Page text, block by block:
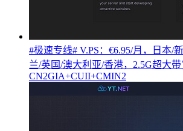
#极速专线# V.PS：€6.95/月，日本/
兰/英国/澳大利亚/香港，2.5G超大
CN2GIA+CUII+CMIN2